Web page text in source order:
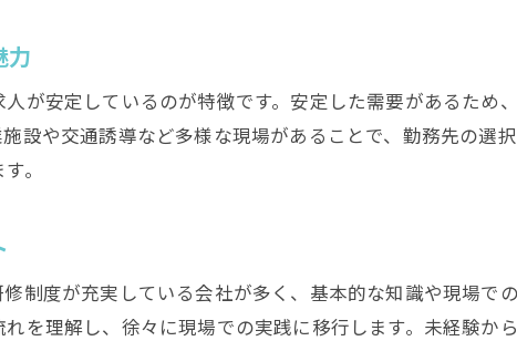
施設警備におけるやりがいと大変さを知る
施設警備の仕事で得られるやりがいとは何か
警備員の仕事がきついと感じる場面と対処法
福岡の警備求人で施設警備が選ばれる理由
警備員として安定収入を得るためのコツ
力
が安定しているのが特徴です。安定した需要があるため
設や交通誘導など多様な現場があることで、勤務先の選
。
制度が充実している会社が多く、基本的な知識や現場で
を理解し、徐々に現場での実践に移行します。未経験か